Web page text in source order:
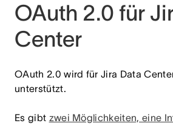
OAuth 2.0 für
Center
OAuth 2.0 wird für Jira Data
unterstützt.
Es gibt zwei Möglichkeiten, eine